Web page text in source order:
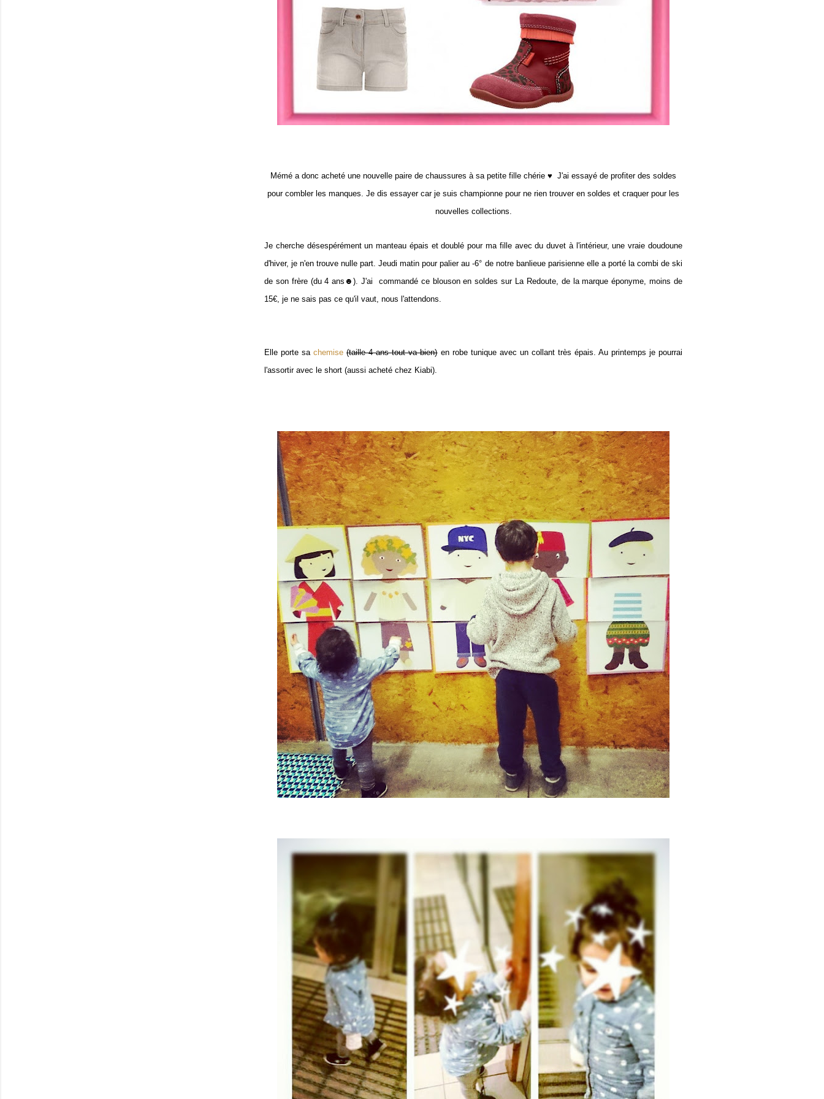
Mémé a donc acheté une nouvelle paire de chaussures à sa petite fille chérie ♥ J'ai essayé de profiter des soldes
pour combler les manques. Je dis essayer car je suis championne pour ne rien trouver en soldes et craquer pour les
nouvelles collections.
Je cherche désespérément un manteau épais et doublé pour ma fille avec du duvet à l'intérieur, une vraie doudoune
d'hiver, je n'en trouve nulle part. Jeudi matin pour palier au -6° de notre banlieue parisienne elle a porté la combi de ski
de son frère (du 4 ans☻). J'ai commandé ce blouson en soldes sur La Redoute, de la marque éponyme, moins de
15€, je ne sais pas ce qu'il vaut, nous l'attendons.
Elle porte sachemise (taille 4 ans tout va bien)en robe tunique avec un collant très épais. Au printemps je pourrai
l'assortir avec le short (aussi acheté chez Kiabi).